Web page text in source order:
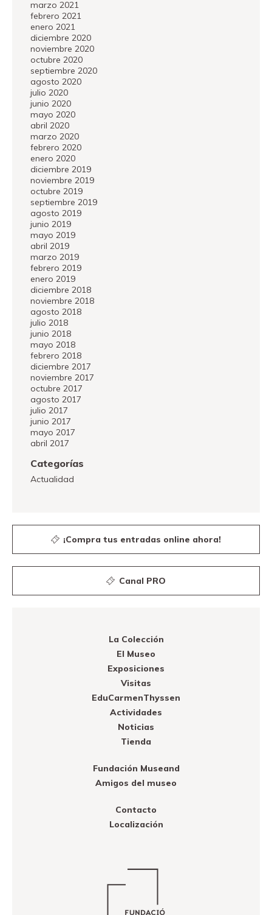
marzo 2021
febrero 2021
enero 2021
diciembre 2020
noviembre 2020
octubre 2020
septiembre 2020
agosto 2020
julio 2020
junio 2020
mayo 2020
abril 2020
marzo 2020
febrero 2020
enero 2020
diciembre 2019
noviembre 2019
octubre 2019
septiembre 2019
agosto 2019
junio 2019
mayo 2019
abril 2019
marzo 2019
febrero 2019
enero 2019
diciembre 2018
noviembre 2018
agosto 2018
julio 2018
junio 2018
mayo 2018
febrero 2018
diciembre 2017
noviembre 2017
octubre 2017
agosto 2017
julio 2017
junio 2017
mayo 2017
abril 2017
Categorías
Actualidad
¡Compra tus entradas online ahora!
Canal PRO
La Colección
El Museo
Exposiciones
Visitas
EduCarmenThyssen
Actividades
Noticias
Tienda
Fundación Museand
Amigos del museo
Contacto
Localización